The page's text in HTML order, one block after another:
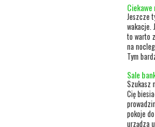
Jeszcze
wakacje.
to warto
na
Tym
Sale
Szukasz
Cię
pokoje
urządza